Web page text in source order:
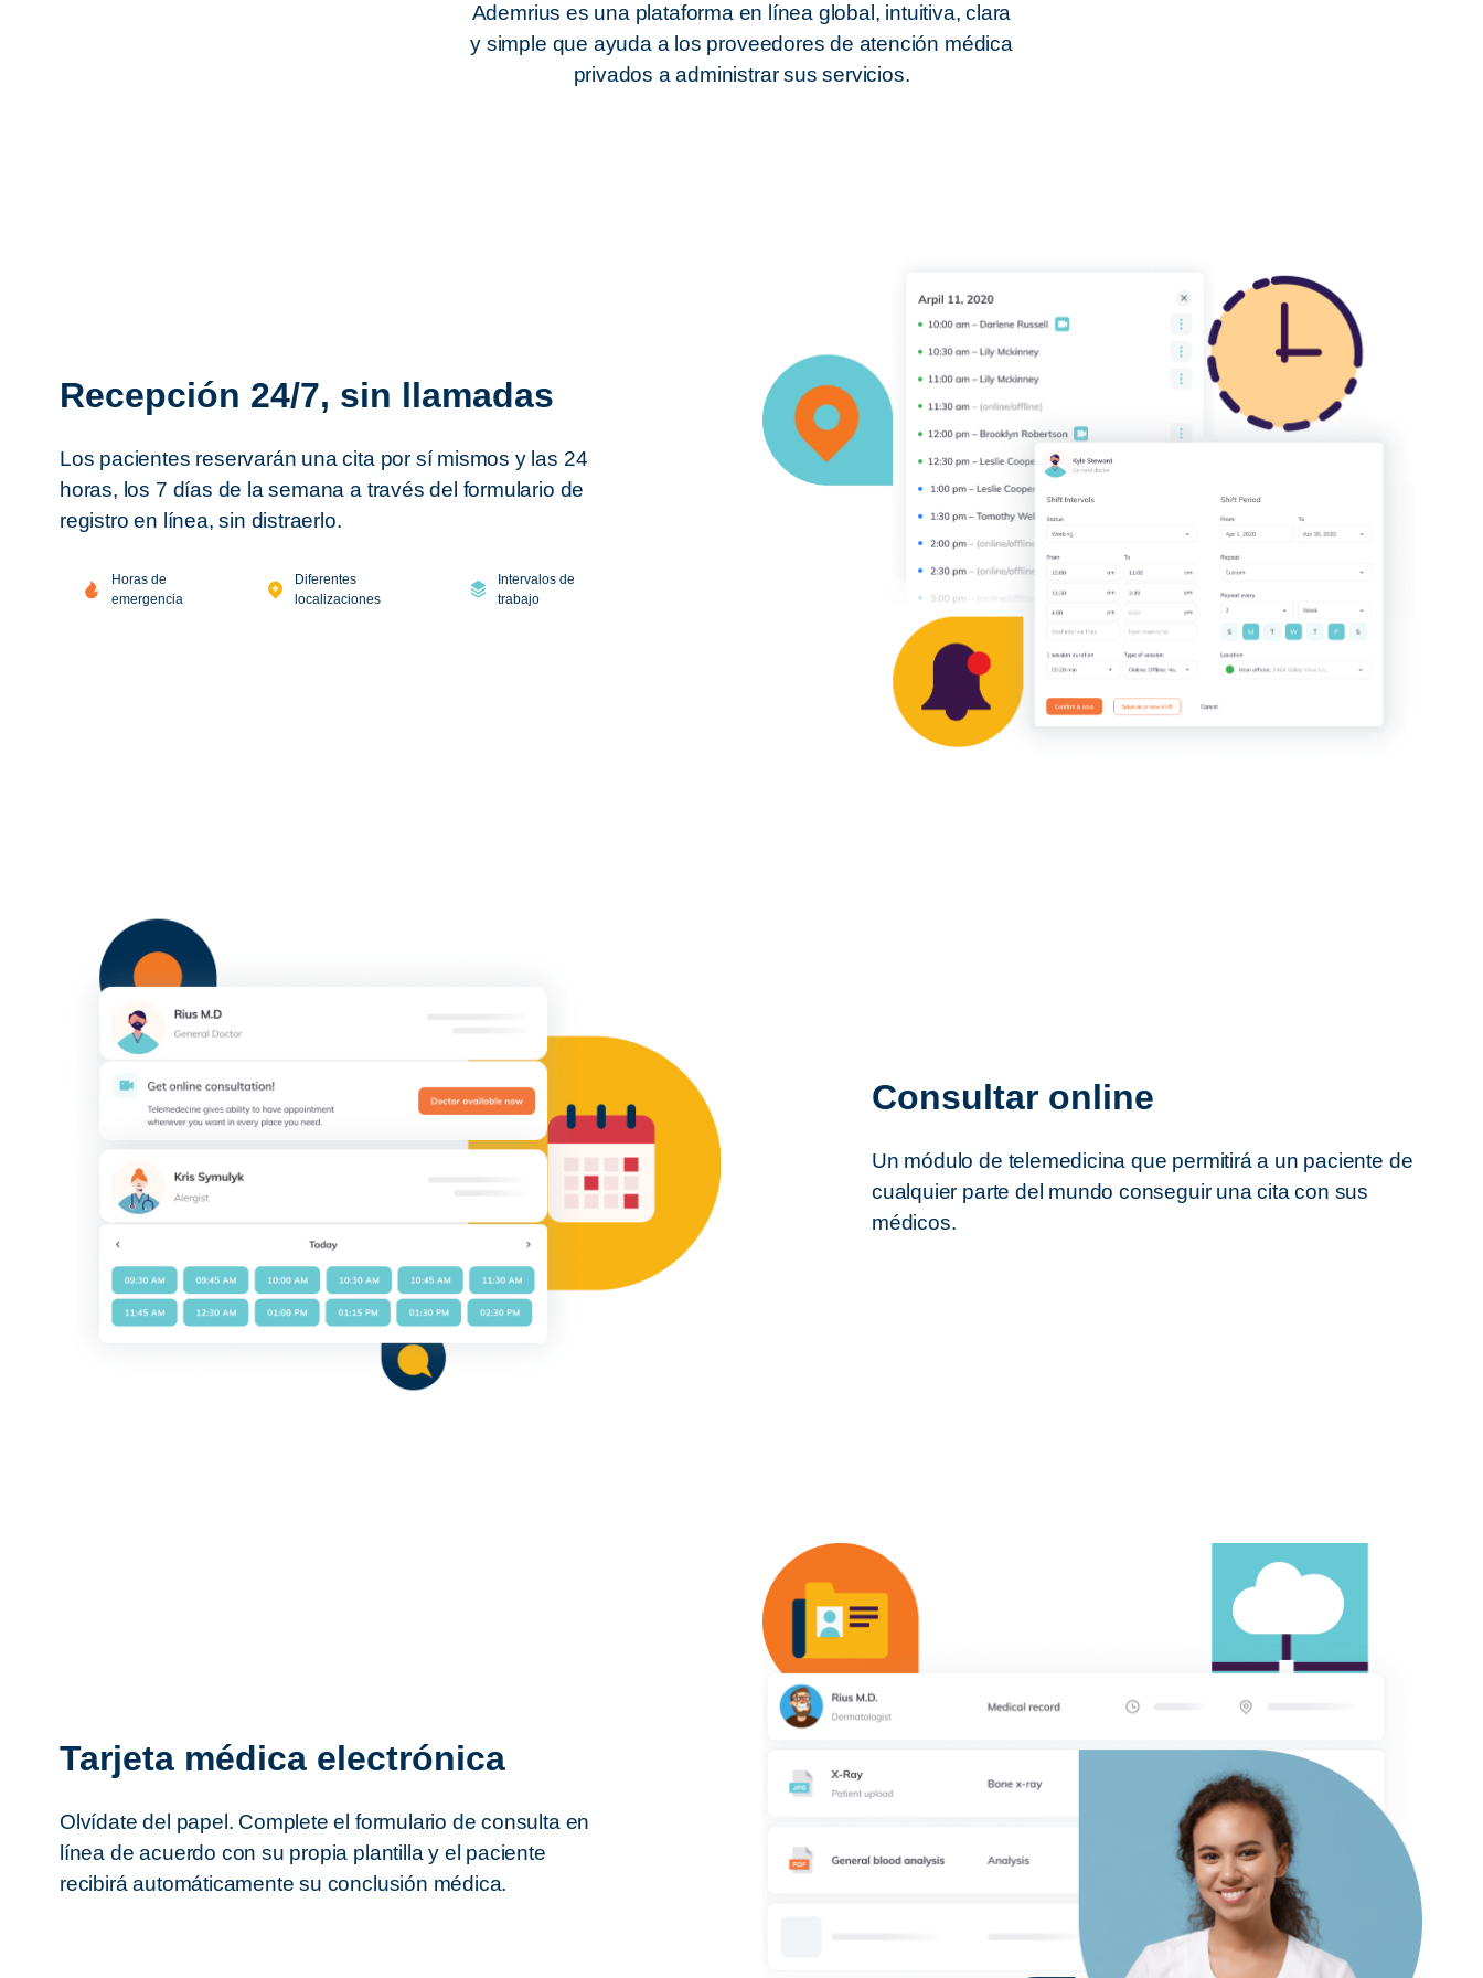
Ademrius es una plataforma en línea global, intuitiva, clara
y simple que ayuda a los proveedores de atención médica
privados a administrar sus servicios.
Recepción 24/7, sin llamadas
Los pacientes reservarán una cita por sí mismos y las 24
horas, los 7 días de la semana a través del formulario de
registro en línea, sin distraerlo.
Horas de
emergencia
Diferentes
localizaciones
Intervalos de
trabajo
Consultar online
Un módulo de telemedicina que permitirá a un paciente de
cualquier parte del mundo conseguir una cita con sus
médicos.
Tarjeta médica electrónica
Olvídate del papel. Complete el formulario de consulta en
línea de acuerdo con su propia plantilla y el paciente
recibirá automáticamente su conclusión médica.